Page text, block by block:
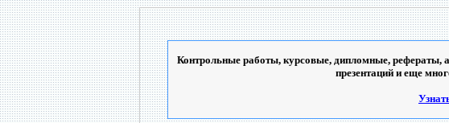
Контрольные работы, курсовые, дипломные, рефераты,
презентаций и еще